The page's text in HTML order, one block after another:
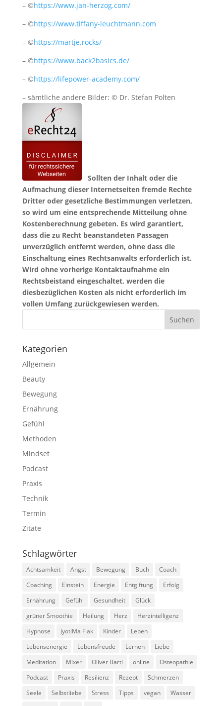
– ©https://www.jan-herzog.com/
– ©https://www.tiffany-leuchtmann.com
– ©https://martje.rocks/
– ©https://www.back2basics.de/
– ©https://lifepower-academy.com/
– sämtliche andere Bilder: © Dr. Stefan Polten
Sollten der Inhalt oder die
Aufmachung dieser Internetseiten fremde Rechte
Dritter oder gesetzliche Bestimmungen verletzen,
so wird um eine entsprechende Mitteilung ohne
Kostenberechnung gebeten. Es wird garantiert,
dass die zu Recht beanstandeten Passagen
unverzüglich entfernt werden, ohne dass die
Einschaltung eines Rechtsanwalts erforderlich ist.
Wird ohne vorherige Kontaktaufnahme ein
Rechtsbeistand eingeschaltet, werden die
diesbezüglichen Kosten als nicht erforderlich im
vollen Umfang zurückgewiesen werden.
Kategorien
Allgemein
Beauty
Bewegung
Ernährung
Gefühl
Methoden
Mindset
Podcast
Praxis
Technik
Termin
Zitate
Schlagwörter
Achtsamkeit Angst Bewegung Buch
Coach
Coaching
Einstein Energie Entgiftung
Erfolg
Ernährung
Gefühl Gesundheit
Glück
grüner Smoothie
Heilung Herz
Herzintelligenz
Hypnose
JyotiMa Flak Kinder
Leben
Lebensenergie
Lebensfreude Lernen
Liebe
Meditation
Mixer Oliver Bartl online
Osteopathie
Podcast
Praxis Resilienz Rezept
Schmerzen
Seele
Selbstliebe Stress Tipps vegan
Wasser